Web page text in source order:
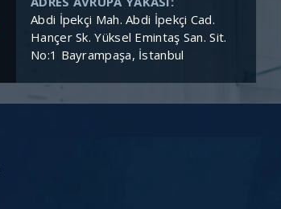
Abdi İpekçi Mah. Abdi İpekçi Cad.
Hançer Sk. Yüksel Emintaş San. Sit.
No:1 Bayrampaşa, İstanbul